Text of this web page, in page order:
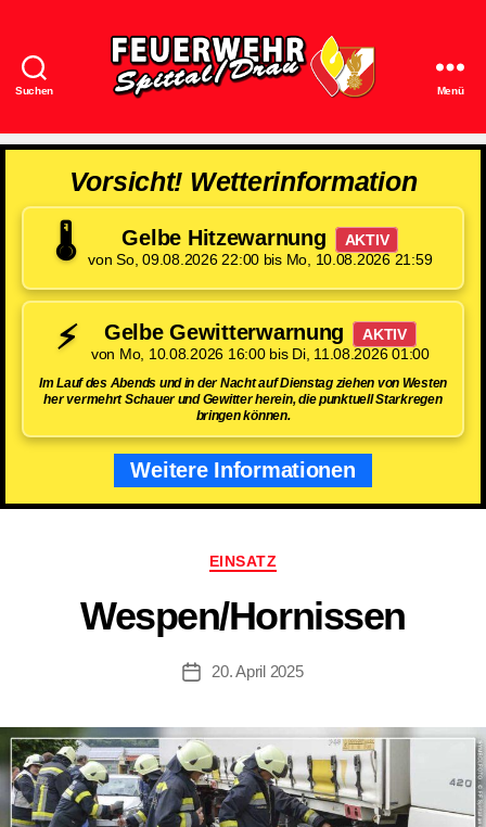
Suchen
Spittal/Drau
Menü
Vorsicht! Wetterinformation
🌡️ Gelbe Hitzewarnung
AKTIV
von So, 09.08.2026 22:00 bis Mo, 10.08.2026 21:59
⚡ Gelbe Gewitterwarnung
AKTIV
von Mo, 10.08.2026 16:00 bis Di, 11.08.2026 01:00
Im Lauf des Abends und in der Nacht auf Dienstag ziehen von Westen
her vermehrt Schauer und Gewitter herein, die punktuell Starkregen
bringen können.
Weitere Informationen
Kategorien
EINSATZ
Wespen/​Hornissen
Beitragsdatum
20. April 2025